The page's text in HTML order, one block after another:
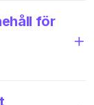
för